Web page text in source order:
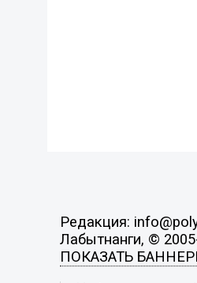
Редакция:
Лабытнанги, ©
ПОКАЗАТЬ